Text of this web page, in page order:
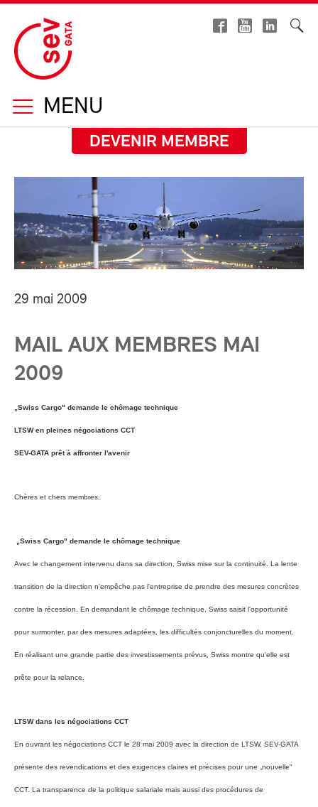
MENU
DEVENIR MEMBRE
29 mai 2009
MAIL AUX MEMBRES MAI
2009
„Swiss Cargo" demande le chômage technique
LTSW en pleines négociations CCT
SEV-GATA prêt à affronter l'avenir
Chères et chers membres,
„Swiss Cargo" demande le chômage technique
Avec le changement intervenu dans sa direction, Swiss mise sur la continuité. La lente
transition de la direction n'empêche pas l'entreprise de prendre des mesures concrètes
contre la récession. En demandant le chômage technique, Swiss saisit l'opportunité
pour surmonter, par des mesures adaptées, les difficultés conjoncturelles du moment.
En réalisant une grande partie des investissements prévus, Swiss montre qu'elle est
prête pour la relance.
LTSW dans les négociations CCT
En ouvrant les négociations CCT le 28 mai 2009 avec la direction de LTSW, SEV-GATA
présente des revendications et des exigences claires et précises pour une „nouvelle"
CCT. La transparence de la politique salariale mais aussi des procédures de